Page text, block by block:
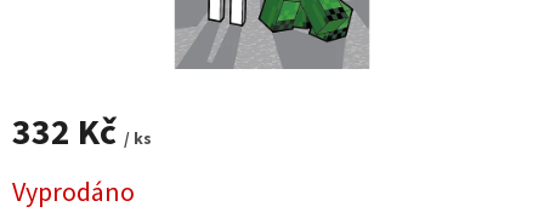
332 Kč / ks
cena:
Vyprodáno